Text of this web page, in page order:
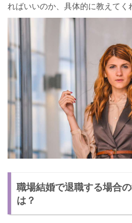
ればいいのか、具体的に教えてく
職場結婚で退職する場合
は？